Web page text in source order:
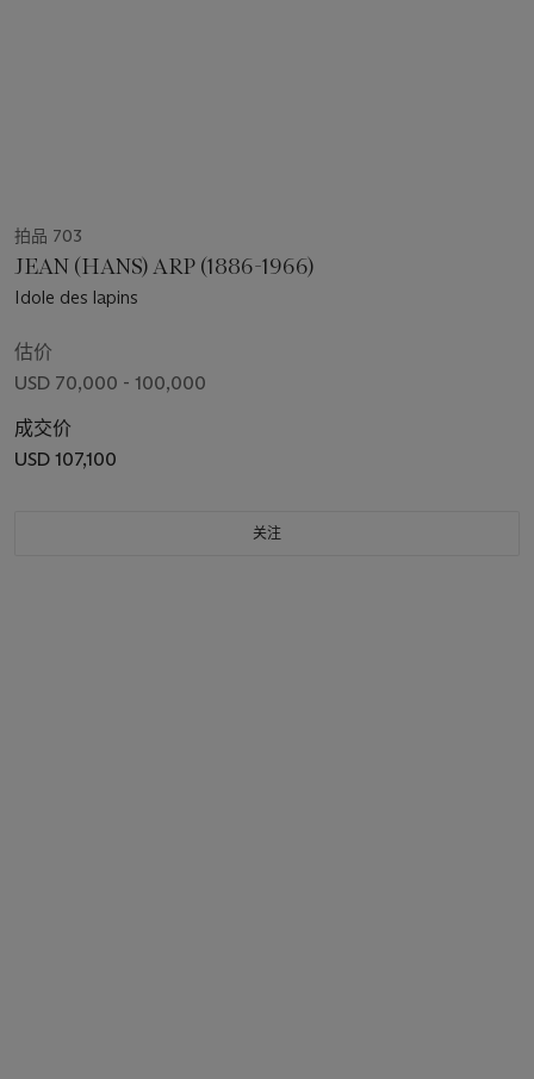
拍品 703
JEAN (HANS) ARP (1886-1966)
Idole des lapins
估价
USD 70,000 - 100,000
成交价
USD 107,100
关注